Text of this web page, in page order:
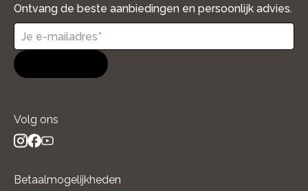
Ontvang de beste aanbiedingen en persoonlijk advies.
Volg ons
Betaalmogelijkheden